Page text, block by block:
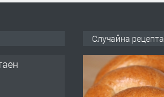
Случайна рецепта